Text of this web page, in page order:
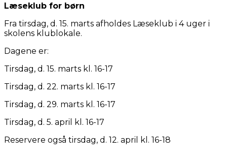
Læseklub for børn
Fra tirsdag, d. 15. marts afholdes Læseklub i 4 uger i
skolens klublokale.
Dagene er:
Tirsdag, d. 15. marts kl. 16-17
Tirsdag, d. 22. marts kl. 16-17
Tirsdag, d. 29. marts kl. 16-17
Tirsdag, d. 5. april kl. 16-17
Reservere også tirsdag, d. 12. april kl. 16-18